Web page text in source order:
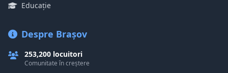
Educație
Despre Brașov
253,200 locuitori
Comunitate în creștere